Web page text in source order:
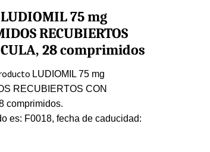
75 mg
RECUBIERTOS
28 comprimidos
LUDIOMIL 75 mg
RECUBIERTOS CON
comprimidos.
es: F0018, fecha de caducidad: